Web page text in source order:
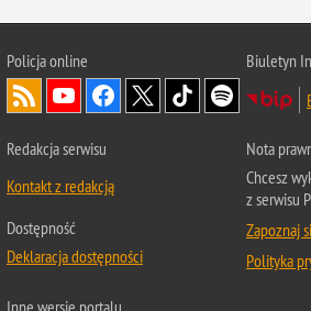
Policja online
Biuletyn
Redakcja serwisu
Kontakt z redakcją
Dostępność
Deklaracja dostępności
Nota
Chcesz
z serwisu
Zapoznaj
Polityka